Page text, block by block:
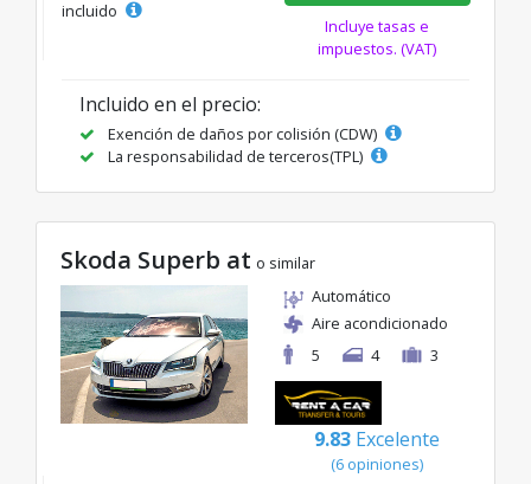
incluido
Incluye tasas e
impuestos. (VAT)
Incluido en el precio:
Exención de daños por colisión (CDW)
La responsabilidad de terceros(TPL)
Skoda Superb at o similar
Automático
Aire acondicionado
5
4 3
9.83 Excelente
(6 opiniones)